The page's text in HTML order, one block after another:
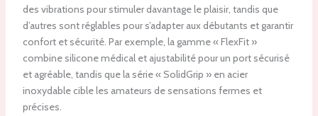
des vibrations pour stimuler davantage le plaisir, tandis que
d’autres sont réglables pour s’adapter aux débutants et garantir
confort et sécurité. Par exemple, la gamme « FlexFit »
combine silicone médical et ajustabilité pour un port sécurisé
et agréable, tandis que la série « SolidGrip » en acier
inoxydable cible les amateurs de sensations fermes et
précises.